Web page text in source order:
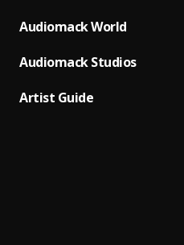
Audiomack World
Audiomack Studios
Artist Guide